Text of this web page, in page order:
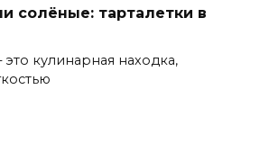
солёные: тарталетки в
кулинарная находка,